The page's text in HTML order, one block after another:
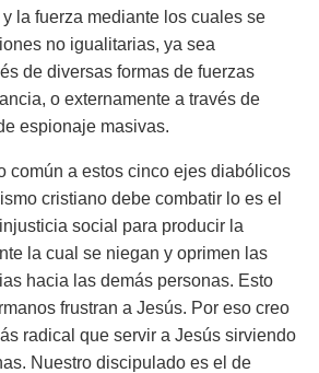
la fuerza mediante los cuales se
no igualitarias, ya sea
de diversas formas de fuerzas
o externamente a través de
espionaje masivas.
común a estos cinco ejes diabólicos
cristiano debe combatir lo es el
social para producir la
la cual se niegan y oprimen las
hacia las demás personas. Esto
frustran a Jesús. Por eso creo
radical que servir a Jesús sirviendo
Nuestro discipulado es el de